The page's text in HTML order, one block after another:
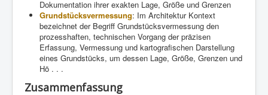
Dokumentation ihrer exakten Lage, Größe und Grenzen
Grundstücksvermessung: Im Architektur Kontext
bezeichnet der Begriff Grundstücksvermessung den
prozesshaften, technischen Vorgang der präzisen
Erfassung, Vermessung und kartografischen Darstellung
eines Grundstücks, um dessen Lage, Größe, Grenzen und
Hö . . .
Zusammenfassung